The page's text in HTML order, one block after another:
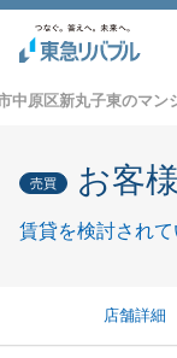
中原区新丸子東のマ
売買 お客
賃貸を検討され
店舗詳細